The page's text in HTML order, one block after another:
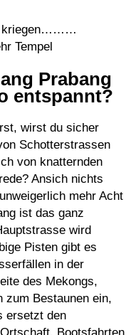
kriegen………
Tempel
Prabang
entspannt?
wirst du sicher
Schotterstrassen
von knatternden
Ansich nichts
mehr Acht
ist das ganz
wird
Pisten gibt es
in der
des Mekongs,
zum Bestaunen ein,
ersetzt den